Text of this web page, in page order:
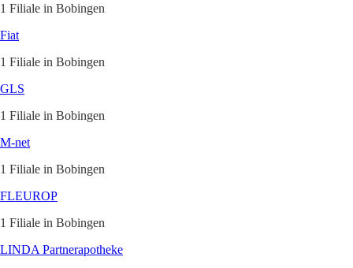
1 Filiale in Bobingen
Fiat
1 Filiale in Bobingen
GLS
1 Filiale in Bobingen
M-net
1 Filiale in Bobingen
FLEUROP
1 Filiale in Bobingen
LINDA Partnerapotheke